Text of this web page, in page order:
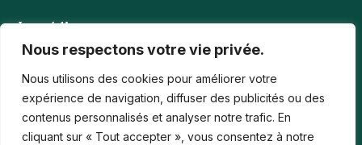
Nous respectons votre vie privée.
Nous utilisons des cookies pour améliorer votre
expérience de navigation, diffuser des publicités ou des
contenus personnalisés et analyser notre trafic. En
cliquant sur « Tout accepter », vous consentez à notre
Le média
À propos
Mentions légales